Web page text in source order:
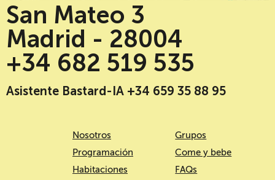
San Mateo 3
Madrid - 28004
+34 682 519 535
Asistente Bastard-IA +34 659 35 88 95
Nosotros
Programación
Habitaciones
Grupos
Come y bebe
FAQs